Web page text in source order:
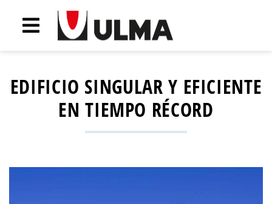
EDIFICIO SINGULAR Y EFICIENTE
EN TIEMPO RÉCORD